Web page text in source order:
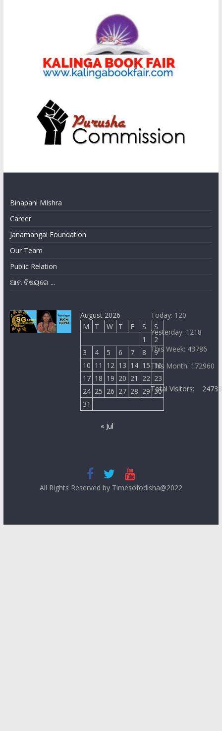
Binapani MIshra
Career
Janamangal Foundation
Our Team
Public Relation
ଆମ ବିଷୟରେ ...
August 2026
M
T W T F S
S
1
2
3
4 5 6 7 8
9
10 11 12 13 14 15 16
17 18 19 20 21 22 23
24 25 26 27 28 29 30
31
« Jul
Today: 120
Yesterday: 1218
This Week: 43786
This Month: 172960
Total Visitors:
All Rights Reserved by Timesofodisha@2022